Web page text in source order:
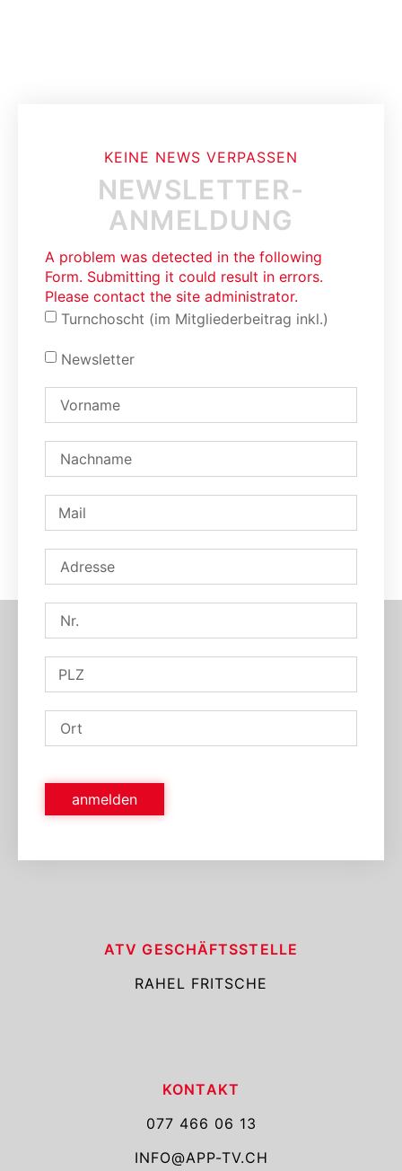
KEINE NEWS VERPASSEN
NEWSLETTER-
ANMELDUNG
A problem was detected in the following
Form. Submitting it could result in errors.
Please contact the site administrator.
Turnchoscht (im Mitgliederbeitrag inkl.)
Newsletter
anmelden
ATV GESCHÄFTS­STELLE
RAHEL FRITSCHE
KONTAKT
077 466 06 13
INFO@APP-TV.CH